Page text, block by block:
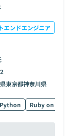
エンドエンジニア
東京都神奈川県
Python Ruby on Rails